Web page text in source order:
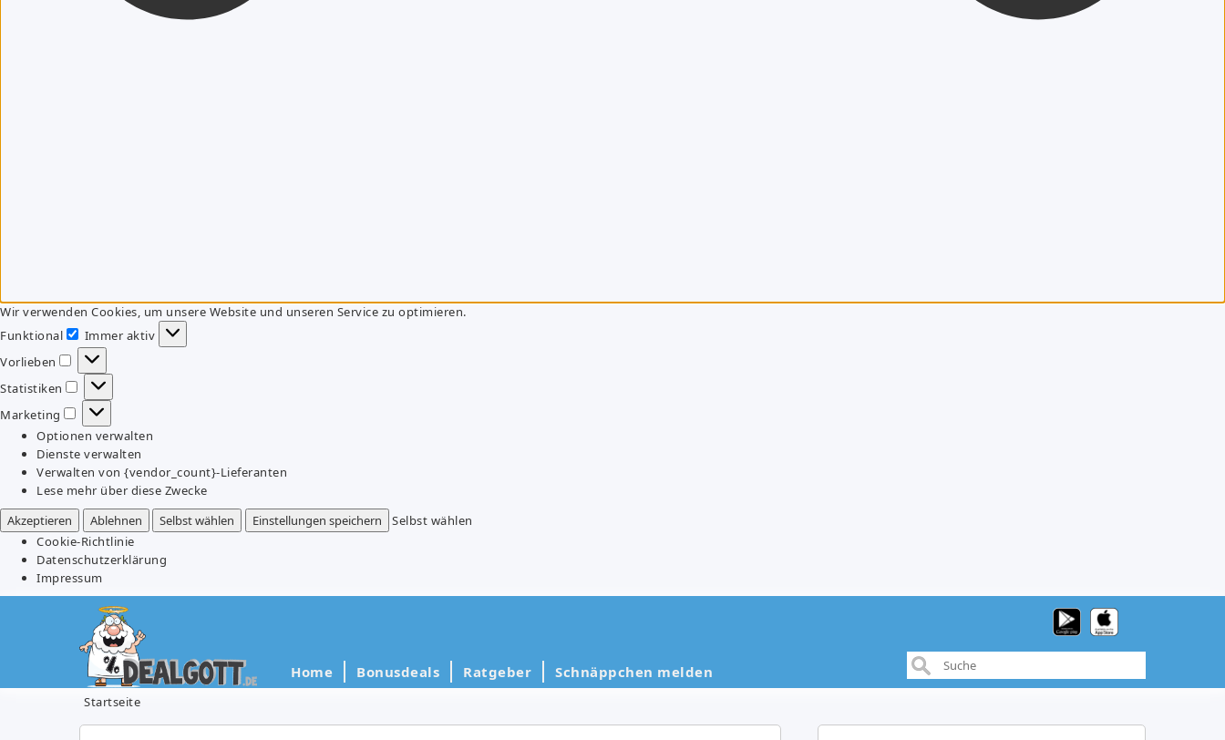
Wir verwenden Cookies, um unsere Website und unseren Service zu optimieren.
Funktional
Funktional
Immer aktiv
Vorlieben
Vorlieben
Statistiken
Statistiken
Marketing
Marketing
Optionen verwalten
Dienste verwalten
Verwalten von {vendor_count}-Lieferanten
Lese mehr über diese Zwecke
Akzeptieren
Ablehnen Selbst wählen Einstellungen speichern
Selbst wählen
Cookie-Richtlinie
Datenschutzerklärung
Impressum
Home Bonusdeals Ratgeber Schnäppchen melden
Startseite